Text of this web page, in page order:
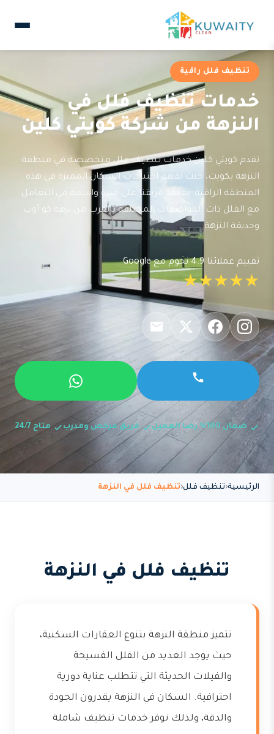
تنظيف فلل راقية
خدمات تنظيف فلل في
النزهة من شركة كويتي كلين
تقدم كويتي كلين خدمات تنظيف فلل متخصصة في منطقة
النزهة بكويت، حيث نفهم احتياجات السكان المميزة في هذه
المنطقة الراقية. يعتمد فريقنا على خبرة واسعة في التعامل
مع الفلل ذات المواصفات المختلفة بالقرب من نزهة كو أوب
وحديقة النزهة.
تقييم عملائنا 4.9 نجوم مع Google
★★★★★
ضمان 100% رضا العميل فريق مرخص ومدرب متاح 24/7
الرئيسية تنظيف فلل تنظيف فلل في النزهة
تنظيف فلل في النزهة
تتميز منطقة النزهة بتنوع العقارات السكنية،
حيث يوجد العديد من الفلل الفسيحة
والفيلات الحديثة التي تتطلب عناية دورية
احترافية. السكان في النزهة يقدرون الجودة
والدقة، ولذلك نوفر خدمات تنظيف شاملة